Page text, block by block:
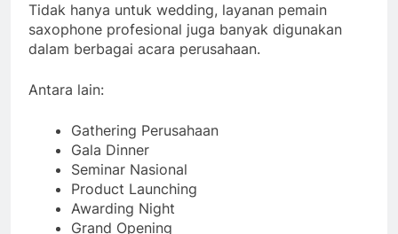
Tidak hanya untuk wedding, layanan pemain
saxophone profesional juga banyak digunakan
dalam berbagai acara perusahaan.
Antara lain:
Gathering Perusahaan
Gala Dinner
Seminar Nasional
Product Launching
Awarding Night
Grand Opening